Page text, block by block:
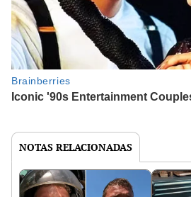
NOTAS RELACIONADAS